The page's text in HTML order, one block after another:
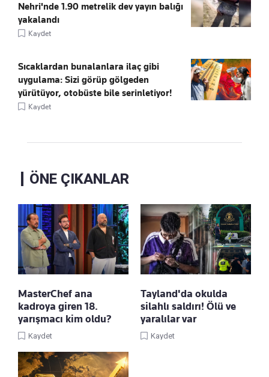
Nehri'nde 1.90 metrelik dev yayın balığı
yakalandı
Kaydet
Sıcaklardan bunalanlara ilaç gibi
uygulama: Sizi görüp gölgeden
yürütüyor, otobüste bile serinletiyor!
Kaydet
ÖNE ÇIKANLAR
MasterChef ana
kadroya giren 18.
yarışmacı kim oldu?
Kaydet
Tayland'da okulda
silahlı saldırı! Ölü ve
yaralılar var
Kaydet